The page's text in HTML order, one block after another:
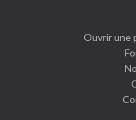
Ouvrir une